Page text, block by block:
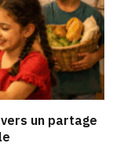
un partage